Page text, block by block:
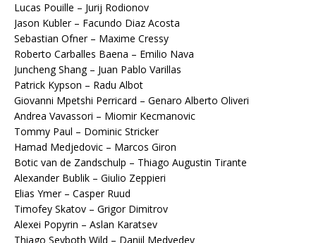
Lucas Pouille – Jurij Rodionov
Jason Kubler – Facundo Diaz Acosta
Sebastian Ofner – Maxime Cressy
Roberto Carballes Baena – Emilio Nava
Juncheng Shang – Juan Pablo Varillas
Patrick Kypson – Radu Albot
Giovanni Mpetshi Perricard – Genaro Alberto Oliveri
Andrea Vavassori – Miomir Kecmanovic
Tommy Paul – Dominic Stricker
Hamad Medjedovic – Marcos Giron
Botic van de Zandschulp – Thiago Augustin Tirante
Alexander Bublik – Giulio Zeppieri
Elias Ymer – Casper Ruud
Timofey Skatov – Grigor Dimitrov
Alexei Popyrin – Aslan Karatsev
Thiago Seyboth Wild – Daniil Medvedev